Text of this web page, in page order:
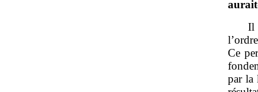
aurait
Il
Ce
par la